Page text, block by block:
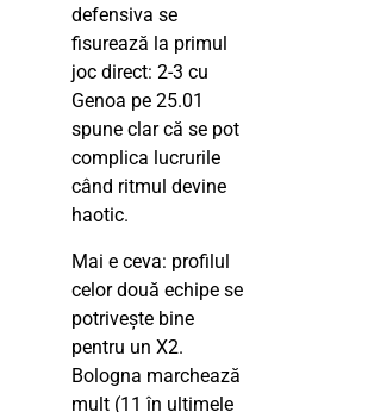
defensiva se
fisurează la primul
joc direct: 2-3 cu
Genoa pe 25.01
spune clar că se pot
complica lucrurile
când ritmul devine
haotic.
Mai e ceva: profilul
celor două echipe se
potrivește bine
pentru un X2.
Bologna marchează
mult (11 în ultimele